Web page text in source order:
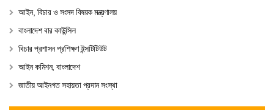
আইন, বিচার ও সংসদ বিষয়ক মন্ত্রণালয়
বাংলাদেশ বার কাউন্সিল
বিচার প্রশাসন প্রশিক্ষণ ইন্সটিটিউট
আইন কমিশন, বাংলাদেশ
জাতীয় আইনগত সহায়তা প্রদান সংস্থা